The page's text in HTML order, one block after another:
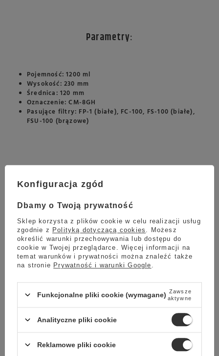
Parametry:
Pojemność: 1200 ml
Wysokość: 230 mm
Średnica: 120 mm
Oznaczenie: CM-8GH
Pasujące filtry: FP-1 (białe), FC-100, FS-100 (białe),
FSU-100 (brązowe)
Konfiguracja zgód
Dbamy o Twoją prywatność
Sklep korzysta z plików cookie w celu realizacji usług
zgodnie z Polityką dotyczącą cookies
. Możesz
określić warunki przechowywania lub dostępu do
cookie w Twojej przeglądarce. Więcej informacji na
temat warunków i prywatności można znaleźć także
na stronie Prywatność i warunki Google
Funkcjonalne pliki cookie (wymagane) Zawsze
aktywne
Analityczne pliki cookie
Reklamowe pliki cookie